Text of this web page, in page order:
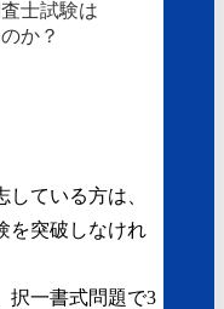
ている方は、
を突破しなけれ
択一書式問題で3